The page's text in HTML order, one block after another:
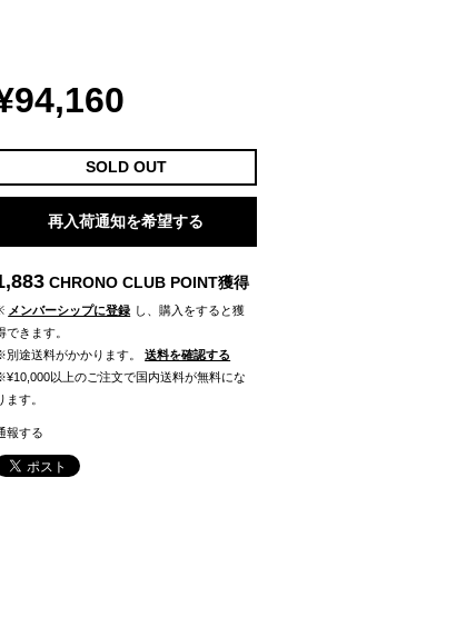
SOLD OUT
再入荷通知を希望する
CHRONO CLUB POINT獲得
メンバーシップに登録 し、購入をすると獲
できます。
別途送料がかかります。
送料を確認する
以上のご注文で国内送料が無料にな
ます。
報する